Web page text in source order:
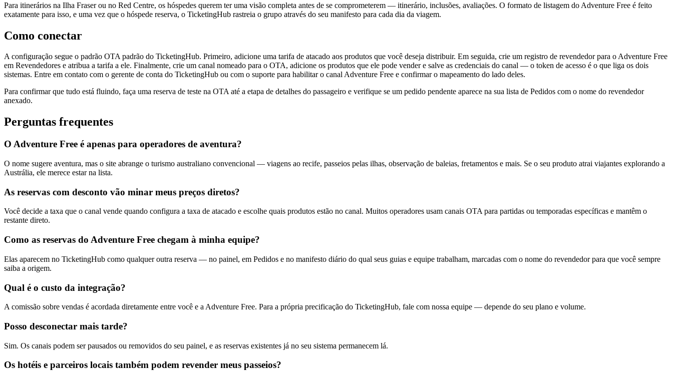
Para itinerários na Ilha Fraser ou no Red Centre, os hóspedes querem ter uma visão completa antes de se comprometerem — itinerário, inclusões, avaliações. O formato de listagem do Adventure Free é feito
exatamente para isso, e uma vez que o hóspede reserva, o TicketingHub rastreia o grupo através do seu manifesto para cada dia da viagem.
Como conectar
A configuração segue o padrão OTA padrão do TicketingHub. Primeiro, adicione uma tarifa de atacado aos produtos que você deseja distribuir. Em seguida, crie um registro de revendedor para o Adventure Free
em Revendedores e atribua a tarifa a ele. Finalmente, crie um canal nomeado para o OTA, adicione os produtos que ele pode vender e salve as credenciais do canal — o token de acesso é o que liga os dois
sistemas. Entre em contato com o gerente de conta do TicketingHub ou com o suporte para habilitar o canal Adventure Free e confirmar o mapeamento do lado deles.
Para confirmar que tudo está fluindo, faça uma reserva de teste na OTA até a etapa de detalhes do passageiro e verifique se um pedido pendente aparece na sua lista de Pedidos com o nome do revendedor
anexado.
Perguntas frequentes
O Adventure Free é apenas para operadores de aventura?
O nome sugere aventura, mas o site abrange o turismo australiano convencional — viagens ao recife, passeios pelas ilhas, observação de baleias, fretamentos e mais. Se o seu produto atrai viajantes explorando a
Austrália, ele merece estar na lista.
As reservas com desconto vão minar meus preços diretos?
Você decide a taxa que o canal vende quando configura a taxa de atacado e escolhe quais produtos estão no canal. Muitos operadores usam canais OTA para partidas ou temporadas específicas e mantêm o
restante direto.
Como as reservas do Adventure Free chegam à minha equipe?
Elas aparecem no TicketingHub como qualquer outra reserva — no painel, em Pedidos e no manifesto diário do qual seus guias e equipe trabalham, marcadas com o nome do revendedor para que você sempre
saiba a origem.
Qual é o custo da integração?
A comissão sobre vendas é acordada diretamente entre você e a Adventure Free. Para a própria precificação do TicketingHub, fale com nossa equipe — depende do seu plano e volume.
Posso desconectar mais tarde?
Sim. Os canais podem ser pausados ou removidos do seu painel, e as reservas existentes já no seu sistema permanecem lá.
Os hotéis e parceiros locais também podem revender meus passeios?